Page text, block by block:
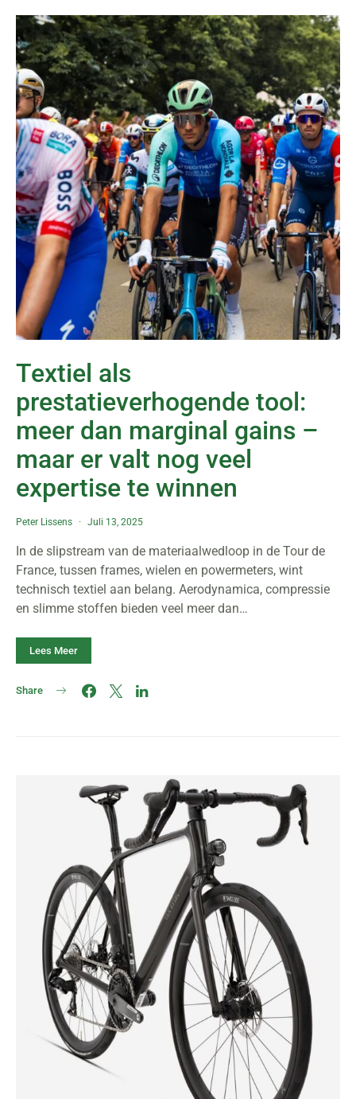
Textiel als
prestatieverhogende tool:
meer dan marginal gains –
maar er valt nog veel
expertise te winnen
Peter Lissens Juli 13, 2025
In de slipstream van de materiaalwedloop in de Tour de
France, tussen frames, wielen en powermeters, wint
technisch textiel aan belang. Aerodynamica, compressie
en slimme stoffen bieden veel meer dan…
Lees Meer
Share